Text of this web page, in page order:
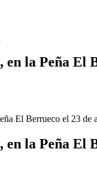
en la Peña El
El Berrueco el 23 de
en la Peña El